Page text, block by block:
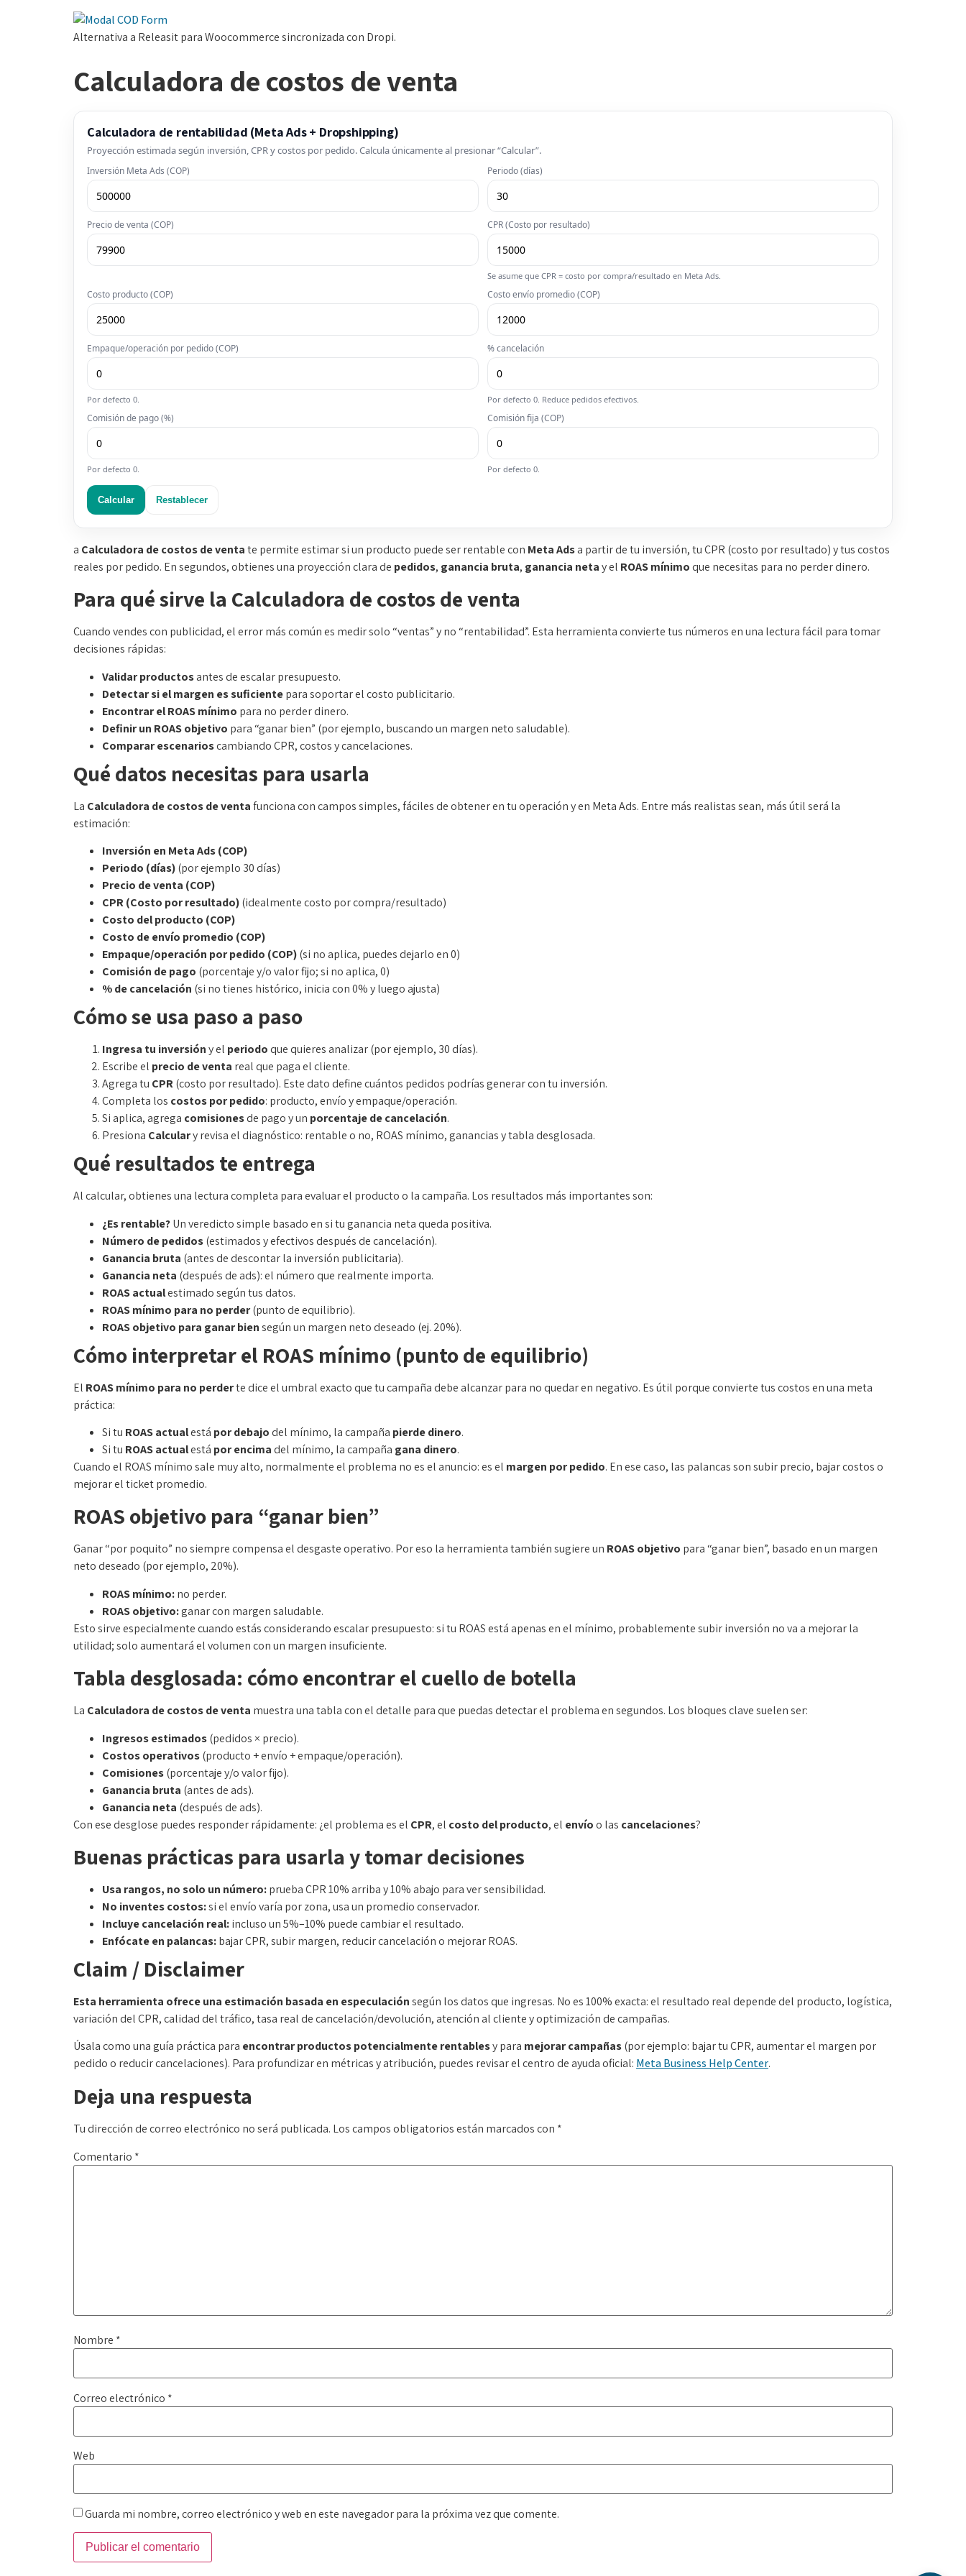
Alternativa a Releasit para Woocommerce sincronizada con Dropi.
Calculadora de costos de venta
Calculadora de rentabilidad (Meta Ads + Dropshipping)
Proyección estimada según inversión, CPR y costos por pedido. Calcula únicamente al presionar “Calcular”.
Inversión Meta Ads (COP) Periodo (días)
Precio de venta (COP) CPR (Costo por resultado)
Se asume que CPR = costo por compra/resultado en Meta Ads.
Costo producto (COP) Costo envío promedio (COP)
Empaque/operación por pedido (COP)
Por defecto 0.
% cancelación
Por defecto 0. Reduce pedidos efectivos.
Comisión de pago (%)
Por defecto 0.
Comisión fija (COP)
Por defecto 0.
Calcular Restablecer
a Calculadora de costos de ventate permite estimar si un producto puede ser rentable con Meta Adsa partir de tu inversión, tu CPR (costo por resultado) y tus costos
reales por pedido. En segundos, obtienes una proyección clara de pedidos, ganancia bruta, ganancia netay el ROAS mínimoque necesitas para no perder dinero.
Para qué sirve la Calculadora de costos de venta
Cuando vendes con publicidad, el error más común es medir solo “ventas” y no “rentabilidad”. Esta herramienta convierte tus números en una lectura fácil para tomar
decisiones rápidas:
Validar productosantes de escalar presupuesto.
Detectar si el margen es suficientepara soportar el costo publicitario.
Encontrar el ROAS mínimo para no perder dinero.
Definir un ROAS objetivo para “ganar bien” (por ejemplo, buscando un margen neto saludable).
Comparar escenarioscambiando CPR, costos y cancelaciones.
Qué datos necesitas para usarla
La Calculadora de costos de ventafunciona con campos simples, fáciles de obtener en tu operación y en Meta Ads. Entre más realistas sean, más útil será la
estimación:
Inversión en Meta Ads (COP)
Periodo (días)(por ejemplo 30 días)
Precio de venta (COP)
CPR (Costo por resultado)(idealmente costo por compra/resultado)
Costo del producto (COP)
Costo de envío promedio (COP)
Empaque/operación por pedido (COP)(si no aplica, puedes dejarlo en 0)
Comisión de pago (porcentaje y/o valor fijo; si no aplica, 0)
% de cancelación (si no tienes histórico, inicia con 0% y luego ajusta)
Cómo se usa paso a paso
Ingresa tu inversióny el periodoque quieres analizar (por ejemplo, 30 días).
Escribe el precio de venta real que paga el cliente.
Agrega tu CPR(costo por resultado). Este dato define cuántos pedidos podrías generar con tu inversión.
Completa los costos por pedido: producto, envío y empaque/operación.
Si aplica, agrega comisionesde pago y un porcentaje de cancelación.
Presiona Calculary revisa el diagnóstico: rentable o no, ROAS mínimo, ganancias y tabla desglosada.
Qué resultados te entrega
Al calcular, obtienes una lectura completa para evaluar el producto o la campaña. Los resultados más importantes son:
¿Es rentable?Un veredicto simple basado en si tu ganancia neta queda positiva.
Número de pedidos(estimados y efectivos después de cancelación).
Ganancia bruta (antes de descontar la inversión publicitaria).
Ganancia neta (después de ads): el número que realmente importa.
ROAS actualestimado según tus datos.
ROAS mínimo para no perder(punto de equilibrio).
ROAS objetivo para ganar biensegún un margen neto deseado (ej. 20%).
Cómo interpretar el ROAS mínimo (punto de equilibrio)
El ROAS mínimo para no perderte dice el umbral exacto que tu campaña debe alcanzar para no quedar en negativo. Es útil porque convierte tus costos en una meta
práctica:
Si tu ROAS actualestá por debajodel mínimo, la campaña pierde dinero.
Si tu ROAS actualestá por encimadel mínimo, la campaña gana dinero.
Cuando el ROAS mínimo sale muy alto, normalmente el problema no es el anuncio: es el margen por pedido. En ese caso, las palancas son subir precio, bajar costos o
mejorar el ticket promedio.
ROAS objetivo para “ganar bien”
Ganar “por poquito” no siempre compensa el desgaste operativo. Por eso la herramienta también sugiere un ROAS objetivo para “ganar bien”, basado en un margen
neto deseado (por ejemplo, 20%).
ROAS mínimo:no perder.
ROAS objetivo:ganar con margen saludable.
Esto sirve especialmente cuando estás considerando escalar presupuesto: si tu ROAS está apenas en el mínimo, probablemente subir inversión no va a mejorar la
utilidad; solo aumentará el volumen con un margen insuficiente.
Tabla desglosada: cómo encontrar el cuello de botella
La Calculadora de costos de venta muestra una tabla con el detalle para que puedas detectar el problema en segundos. Los bloques clave suelen ser:
Ingresos estimados(pedidos × precio).
Costos operativos(producto + envío + empaque/operación).
Comisiones(porcentaje y/o valor fijo).
Ganancia bruta (antes de ads).
Ganancia neta (después de ads).
Con ese desglose puedes responder rápidamente: ¿el problema es el CPR, el costo del producto, el envíoo las cancelaciones?
Buenas prácticas para usarla y tomar decisiones
Usa rangos, no solo un número:prueba CPR 10% arriba y 10% abajo para ver sensibilidad.
No inventes costos:si el envío varía por zona, usa un promedio conservador.
Incluye cancelación real:incluso un 5%–10% puede cambiar el resultado.
Enfócate en palancas:bajar CPR, subir margen, reducir cancelación o mejorar ROAS.
Claim / Disclaimer
Esta herramienta ofrece una estimación basada en especulaciónsegún los datos que ingresas. No es 100% exacta: el resultado real depende del producto, logística,
variación del CPR, calidad del tráfico, tasa real de cancelación/devolución, atención al cliente y optimización de campañas.
Úsala como una guía práctica para encontrar productos potencialmente rentablesy para mejorar campañas(por ejemplo: bajar tu CPR, aumentar el margen por
pedido o reducir cancelaciones). Para profundizar en métricas y atribución, puedes revisar el centro de ayuda oficial: Meta Business Help Center.
Deja una respuesta
Tu dirección de correo electrónico no será publicada. Los campos obligatorios están marcados con *
Comentario *
Nombre *
Correo electrónico *
Web
Guarda mi nombre, correo electrónico y web en este navegador para la próxima vez que comente.